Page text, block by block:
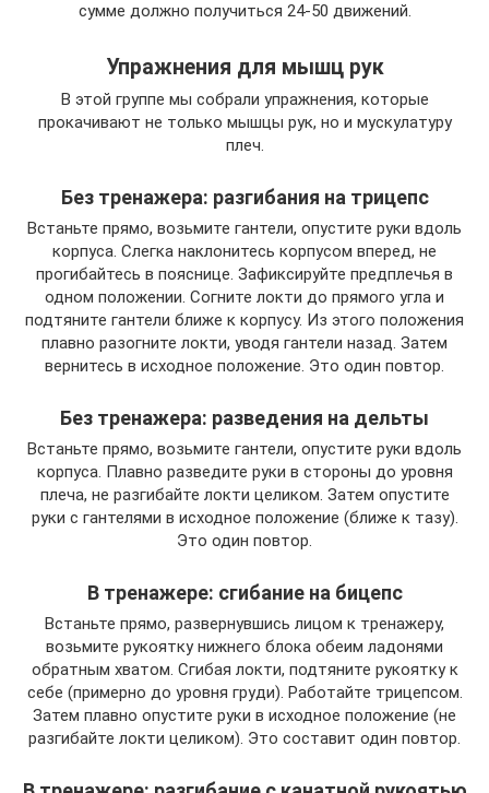
сумме должно получиться 24-50 движений.
Упражнения для мышц рук
В этой группе мы собрали упражнения, которые
прокачивают не только мышцы рук, но и мускулатуру
плеч.
Без тренажера: разгибания на трицепс
Встаньте прямо, возьмите гантели, опустите руки вдоль
корпуса. Слегка наклонитесь корпусом вперед, не
прогибайтесь в пояснице. Зафиксируйте предплечья в
одном положении. Согните локти до прямого угла и
подтяните гантели ближе к корпусу. Из этого положения
плавно разогните локти, уводя гантели назад. Затем
вернитесь в исходное положение. Это один повтор.
Без тренажера: разведения на дельты
Встаньте прямо, возьмите гантели, опустите руки вдоль
корпуса. Плавно разведите руки в стороны до уровня
плеча, не разгибайте локти целиком. Затем опустите
руки с гантелями в исходное положение (ближе к тазу).
Это один повтор.
В тренажере: сгибание на бицепс
Встаньте прямо, развернувшись лицом к тренажеру,
возьмите рукоятку нижнего блока обеим ладонями
обратным хватом. Сгибая локти, подтяните рукоятку к
себе (примерно до уровня груди). Работайте трицепсом.
Затем плавно опустите руки в исходное положение (не
разгибайте локти целиком). Это составит один повтор.